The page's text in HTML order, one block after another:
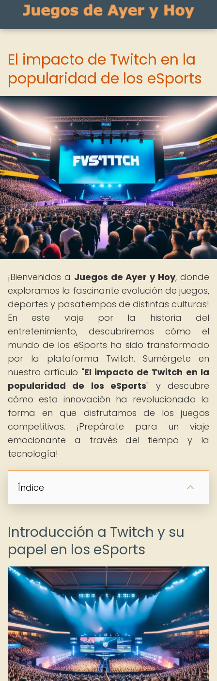
El impacto de Twitch en la
popularidad de los eSports
¡Bienvenidos a Juegos de Ayer y Hoy, donde
exploramos la fascinante evolución de juegos,
deportes y pasatiempos de distintas culturas!
En este viaje por la historia del
entretenimiento, descubriremos cómo el
mundo de los eSports ha sido transformado
por la plataforma Twitch. Sumérgete en
nuestro artículo "El impacto de Twitch en la
popularidad de los eSports" y descubre
cómo esta innovación ha revolucionado la
forma en que disfrutamos de los juegos
competitivos. ¡Prepárate para un viaje
emocionante a través del tiempo y la
tecnología!
Índice
Introducción a Twitch y su
papel en los eSports